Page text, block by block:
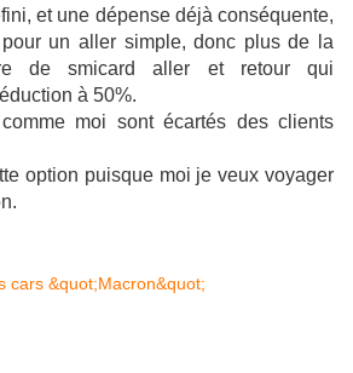
et une dépense déjà conséquente,
un aller simple, donc plus de la
de smicard aller et retour qui
à 50%.
moi sont écartés des clients
option puisque moi je veux voyager